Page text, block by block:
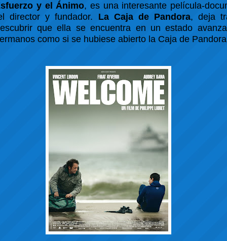
y el Ánimo, es una interesante película-
director y fundador. La Caja de Pandora, deja
que ella se encuentra en un estado
como si se hubiese abierto la Caja de